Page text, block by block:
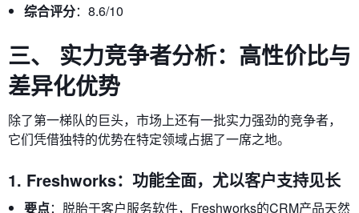
综合评分：8.6/10
三、 实力竞争者分析：高性价比与
差异化优势
除了第一梯队的巨头，市场上还有一批实力强劲的竞争者，
它们凭借独特的优势在特定领域占据了一席之地。
1. Freshworks：功能全面，尤以客户支持见长
要点：脱胎于客户服务软件，Freshworks的CRM产品天然